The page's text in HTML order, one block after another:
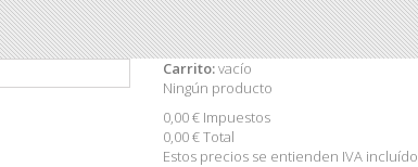
Carrito:vacío
Ningún producto
0,00 € Impuestos
0,00 €Total
Estos precios se entienden IVA incluído